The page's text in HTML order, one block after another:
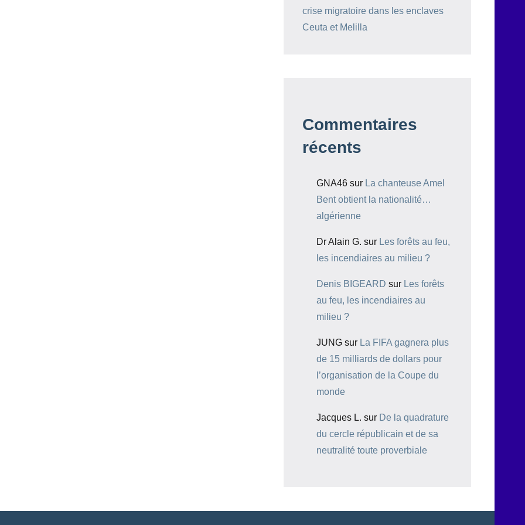
crise migratoire dans les enclaves
Ceuta et Melilla
Commentaires
récents
GNA46 sur La chanteuse Amel
Bent obtient la nationalité…
algérienne
Dr Alain G. sur Les forêts au feu,
les incendiaires au milieu ?
Denis BIGEARD sur Les forêts
au feu, les incendiaires au
milieu ?
JUNG sur La FIFA gagnera plus
de 15 milliards de dollars pour
l’organisation de la Coupe du
monde
Jacques L. sur De la quadrature
du cercle républicain et de sa
neutralité toute proverbiale